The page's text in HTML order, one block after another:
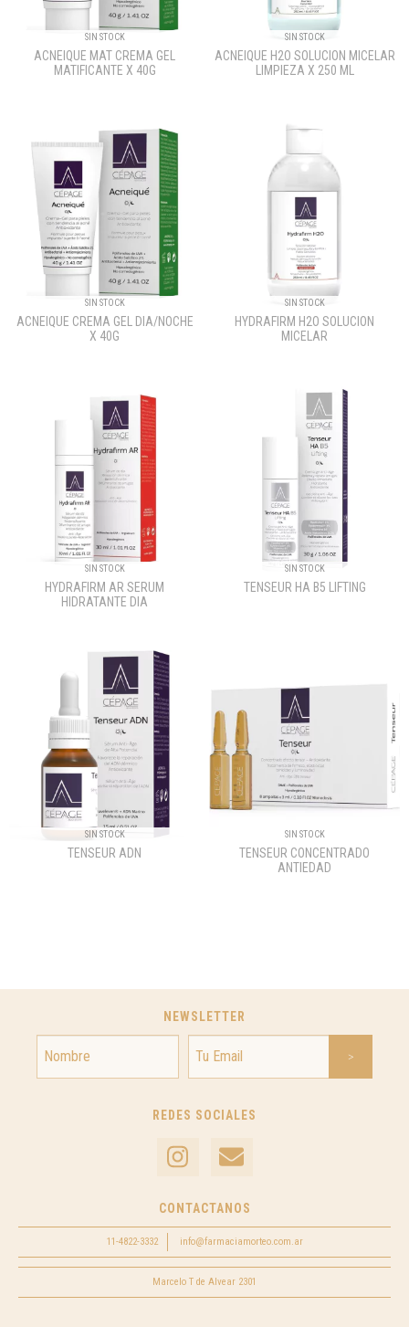
SIN STOCK
ACNEIQUE MAT CREMA GEL
MATIFICANTE X 40G
SIN STOCK
ACNEIQUE H2O SOLUCION MICELAR
LIMPIEZA X 250 ML
SIN STOCK
ACNEIQUE CREMA GEL DIA/NOCHE
X 40G
SIN STOCK
HYDRAFIRM H2O SOLUCION
MICELAR
SIN STOCK
HYDRAFIRM AR SERUM
HIDRATANTE DIA
SIN STOCK
TENSEUR HA B5 LIFTING
SIN STOCK
TENSEUR ADN
SIN STOCK
TENSEUR CONCENTRADO
ANTIEDAD
NEWSLETTER
REDES SOCIALES
CONTACTANOS
11-4822-3332 info@farmaciamorteo.com.ar
Marcelo T de Alvear 2301